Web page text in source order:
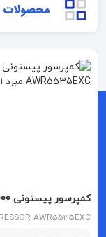
محصولات
AWR5535EXC مبرد R22
AWR5535EXC